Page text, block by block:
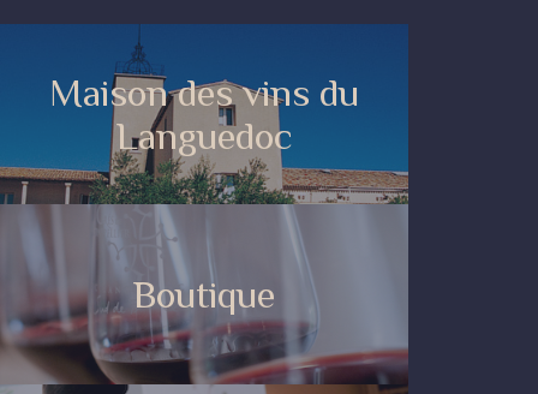
Maison des vins du
Languedoc
Boutique